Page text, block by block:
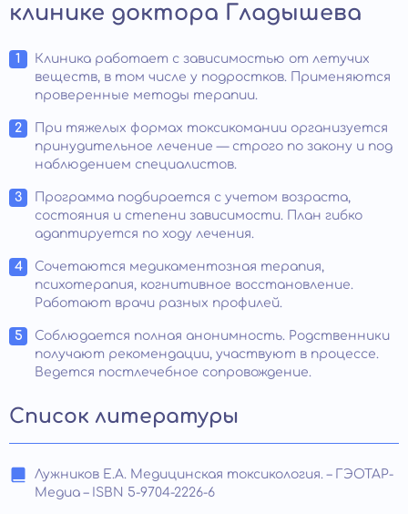
клинике доктора Гладышева
Клиника работает с зависимостью от летучих
веществ, в том числе у подростков. Применяются
проверенные методы терапии.
При тяжелых формах токсикомании организуется
принудительное лечение — строго по закону и под
наблюдением специалистов.
Программа подбирается с учетом возраста,
состояния и степени зависимости. План гибко
адаптируется по ходу лечения.
Сочетаются медикаментозная терапия,
психотерапия, когнитивное восстановление.
Работают врачи разных профилей.
Соблюдается полная анонимность. Родственники
получают рекомендации, участвуют в процессе.
Ведется постлечебное сопровождение.
Список литературы
Лужников Е.А. Медицинская токсикология. – ГЭОТАР-
Медиа – ISBN 5-9704-2226-6